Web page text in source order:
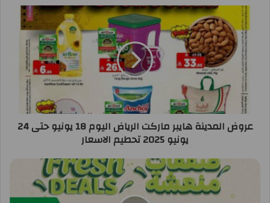
عروض المدينة هايبر ماركت الرياض اليوم 18 يونيو حتى 24
يونيو 2025 تحطيم الاسعار